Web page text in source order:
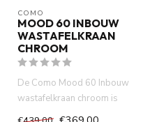
COMO
MOOD 60 INBOUW
WASTAFELKRAAN
CHROOM
De Como Mood 60 Inbouw
wastafelkraan chroom is